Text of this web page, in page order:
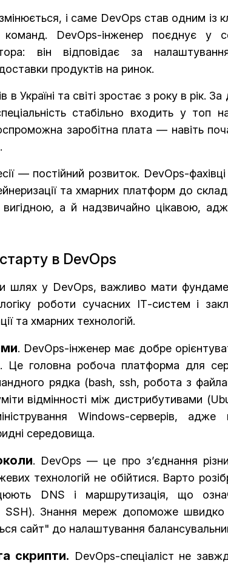
і саме DevOps став одним
DevOps-інженер поєднує у
він відповідає за
продуктів на ринок.
в Україні та світі зростає з року в рік.
стабільно входить у топ
заробітна плата — навіть
— постійний розвиток. DevOps-
та хмарних платформ до
а й надзвичайно цікавою,
в DevOps
шлях у DevOps, важливо мати
роботи сучасних ІТ-систем і
та хмарних технологій.
. DevOps-інженер має добре
Це головна робоча платформа для
рядка (bash, ssh, робота з
відмінності між дистрибутивами
Windows-серверів, адже
середовища.
. DevOps — це про з’єднання
технологій не обійтися. Варто
DNS і маршрутизація, що
SSH). Знання мереж допоможе швидко
сайт" до налаштування
скрипти. DevOps-спеціаліст не